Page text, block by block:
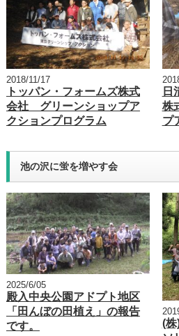
2018/11/17
トッパン・フォームズ株式
会社 グリーンショップア
クションプログラム
日
株
プ
池の沢に蛍を増やす会
2025/6/05
殿入中央公園アドプト地区
「田んぼの田植え」の報告
です。
(